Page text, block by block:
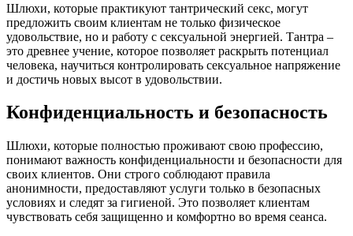
Шлюхи, которые практикуют тантрический секс, могут
предложить своим клиентам не только физическое
удовольствие, но и работу с сексуальной энергией. Тантра –
это древнее учение, которое позволяет раскрыть потенциал
человека, научиться контролировать сексуальное напряжение
и достичь новых высот в удовольствии.
Конфиденциальность и безопасность
Шлюхи, которые полностью проживают свою профессию,
понимают важность конфиденциальности и безопасности для
своих клиентов. Они строго соблюдают правила
анонимности, предоставляют услуги только в безопасных
условиях и следят за гигиеной. Это позволяет клиентам
чувствовать себя защищенно и комфортно во время сеанса.